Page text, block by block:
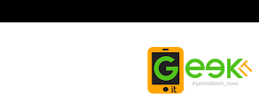
e avventura narrativo in terza
con la capacità di
si sovrappone alla nostra. Nella